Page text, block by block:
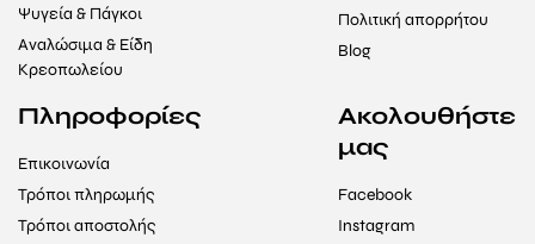
Ψυγεία & Πάγκοι
Αναλώσιμα & Είδη
Κρεοπωλείου
Πολιτική απορρήτου
Blog
Πληροφορίες
Επικοινωνία
Τρόποι πληρωμής
Τρόποι αποστολής
Ακολουθήστε
μας
Facebook
Instagram